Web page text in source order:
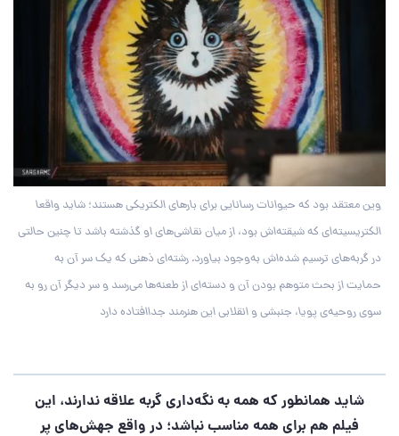
وین معتقد بود که حیوانات رسانایی برای بارهای الکتریکی هستند؛ شاید واقعا
الکتریسیته‌ای که شیقته‌اش بود، از میان نقاشی‌های او گذشته باشد تا چنین حالتی
در گربه‌های ترسیم شده‌اش به‌وجود بیاورد. رشته‌ای ذهنی که یک سر آن به
حمایت از بحث متوهم بودن آن و دسته‌ای از طعنه‌ها می‌رسد و سر دیگر آن رو به
سوی روحیه‌ی پویا، جنبشی و انقلابی این هنرمند جداافتاده دارد
شاید همانطور که همه به نگه‌داری گربه علاقه ندارند، این
فیلم هم برای همه مناسب نباشد؛ در واقع جهش‌های پر